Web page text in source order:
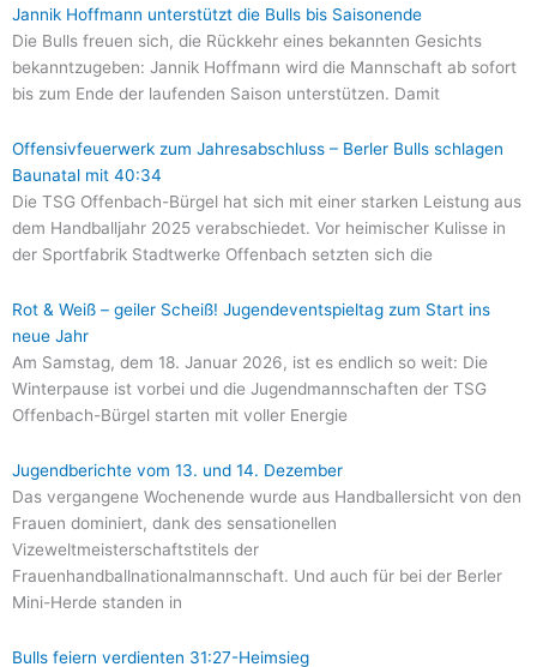
Jannik Hoffmann unterstützt die Bulls bis Saisonende
Die Bulls freuen sich, die Rückkehr eines bekannten Gesichts
bekanntzugeben: Jannik Hoffmann wird die Mannschaft ab sofort
bis zum Ende der laufenden Saison unterstützen. Damit
Offensivfeuerwerk zum Jahresabschluss – Berler Bulls schlagen
Baunatal mit 40:34
Die TSG Offenbach-Bürgel hat sich mit einer starken Leistung aus
dem Handballjahr 2025 verabschiedet. Vor heimischer Kulisse in
der Sportfabrik Stadtwerke Offenbach setzten sich die
Rot & Weiß – geiler Scheiß! Jugendeventspieltag zum Start ins
neue Jahr
Am Samstag, dem 18. Januar 2026, ist es endlich so weit: Die
Winterpause ist vorbei und die Jugendmannschaften der TSG
Offenbach-Bürgel starten mit voller Energie
Jugendberichte vom 13. und 14. Dezember
Das vergangene Wochenende wurde aus Handballersicht von den
Frauen dominiert, dank des sensationellen
Vizeweltmeisterschaftstitels der
Frauenhandballnationalmannschaft. Und auch für bei der Berler
Mini-Herde standen in
Bulls feiern verdienten 31:27-Heimsieg